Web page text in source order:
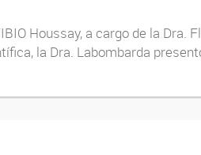
Houssay, a cargo de la Dra.
la Dra. Labombarda